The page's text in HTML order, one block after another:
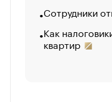
Сотрудники
Как
квартир